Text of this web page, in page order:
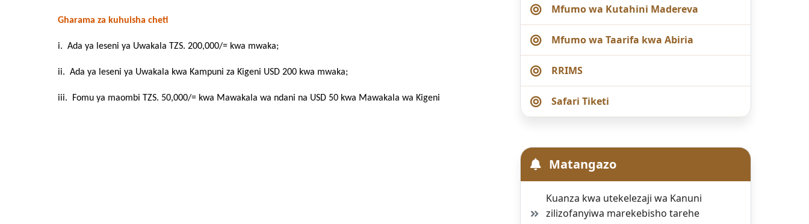
Gharama za kuhuisha cheti
i. Ada ya leseni ya Uwakala TZS. 200,000/= kwa mwaka;
ii. Ada ya leseni ya Uwakala kwa Kampuni za Kigeni USD 200 kwa mwaka;
iii. Fomu ya maombi TZS. 50,000/= kwa Mawakala wa ndani na USD 50 kwa Mawakala wa Kigeni
Mfumo wa Kutahini Madereva
Mfumo wa Taarifa kwa Abiria
RRIMS
Safari Tiketi
Matangazo
Kuanza kwa utekelezaji wa Kanuni
zilizofanyiwa marekebisho tarehe